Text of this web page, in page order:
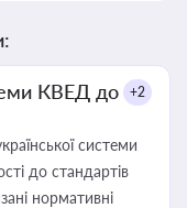
КВЕД до
+2
системи
до стандартів
нормативні